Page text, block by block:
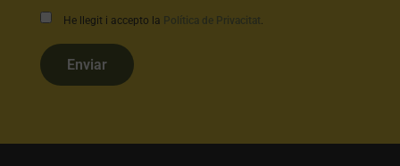
He llegit i accepto la Política de Privacitat.
Enviar